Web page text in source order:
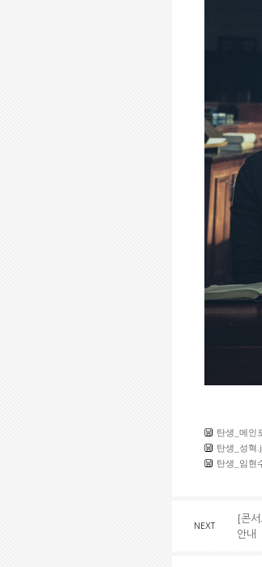
탄생_메인
탄생_성혁
탄생_임현
NEXT
[콘
안내